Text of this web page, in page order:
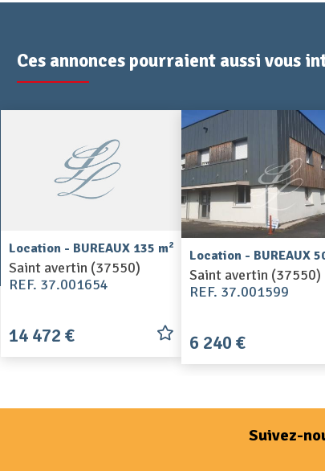
Ces annonces pourraient aussi vous
Location - BUREAUX 135 m2
Saint avertin (37550)
REF. 37.001654
14 472 €
Location - BUREAUX
Saint avertin (37550)
REF. 37.001599
6 240 €
Suivez-